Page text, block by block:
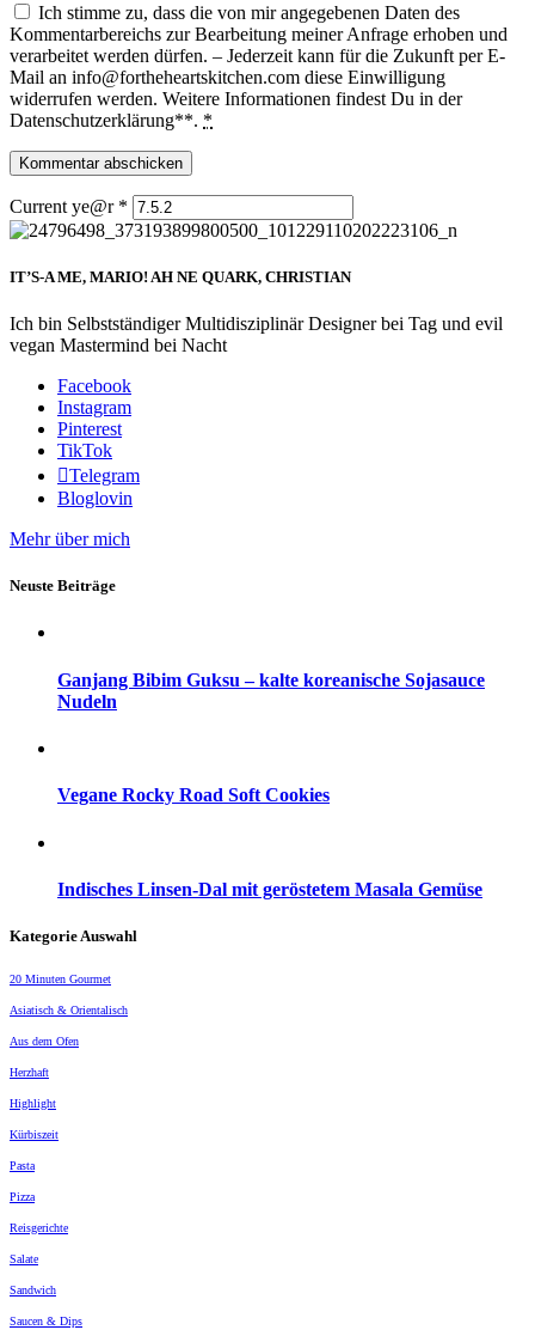
Ich stimme zu, dass die von mir angegebenen Daten des
Kommentarbereichs zur Bearbeitung meiner Anfrage erhoben und
verarbeitet werden dürfen. – Jederzeit kann für die Zukunft per E-
Mail an info@fortheheartskitchen.com diese Einwilligung
widerrufen werden. Weitere Informationen findest Du in der
Datenschutzerklärung**. *
Current ye@r *
IT’S-A ME, MARIO! AH NE QUARK, CHRISTIAN
Ich bin Selbstständiger Multidisziplinär Designer bei Tag und evil
vegan Mastermind bei Nacht
Facebook
Instagram
Pinterest
TikTok
Telegram
Bloglovin
Mehr über mich
Neuste Beiträge
Ganjang Bibim Guksu – kalte koreanische Sojasauce
Nudeln
Vegane Rocky Road Soft Cookies
Indisches Linsen-Dal mit geröstetem Masala Gemüse
Kategorie Auswahl
20 Minuten Gourmet
Asiatisch & Orientalisch
Aus dem Ofen
Herzhaft
Highlight
Kürbiszeit
Pasta
Pizza
Reisgerichte
Salate
Sandwich
Saucen & Dips